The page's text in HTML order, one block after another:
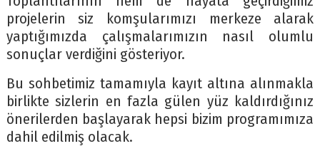
projelerin siz komşularımızı merkeze alarak
yaptığımızda çalışmalarımızın nasıl olumlu
sonuçlar verdiğini gösteriyor.
Bu sohbetimiz tamamıyla kayıt altına alınmakla
birlikte sizlerin en fazla gülen yüz kaldırdığınız
önerilerden başlayarak hepsi bizim programımıza
dahil edilmiş olacak.